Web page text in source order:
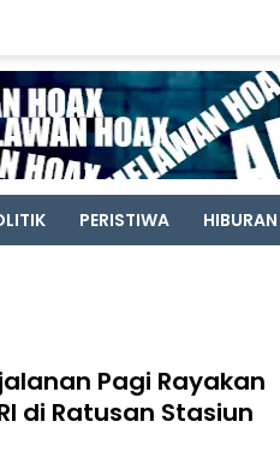
PERISTIWA HIBURAN
Pagi Rayakan
di Ratusan Stasiun